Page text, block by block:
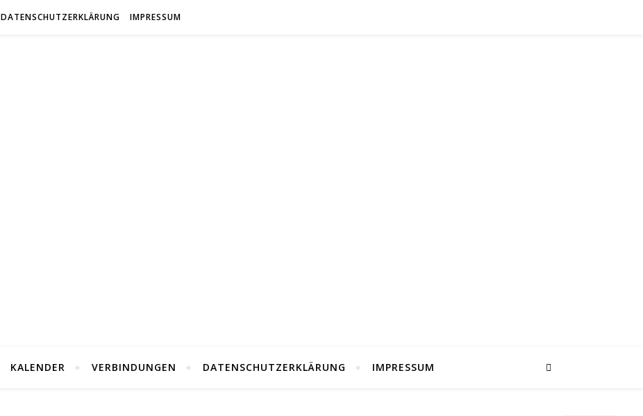
DATENSCHUTZERKLÄRUNG IMPRESSUM
KALENDER VERBINDUNGEN DATENSCHUTZERKLÄRUNG IMPRESSUM